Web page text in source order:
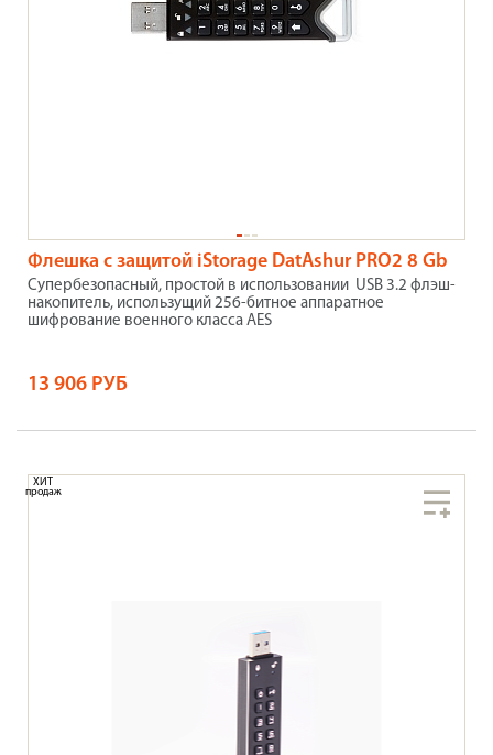
Флешка с защитой iStorage DatAshur PRO2 8 Gb
Супербезопасный, простой в использовании USB 3.2 флэш-
накопитель, использущий 256-битное аппаратное
шифрование военного класса AES
13 906 РУБ
ХИТ
продаж